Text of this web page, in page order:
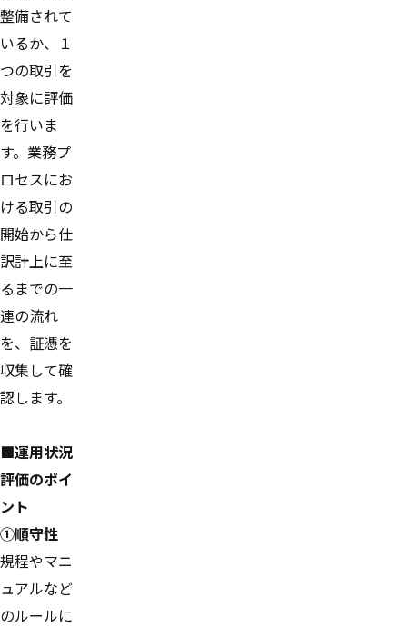
整備されて
いるか、１
つの取引を
対象に評価
を行いま
す。業務プ
ロセスにお
ける取引の
開始から仕
訳計上に至
るまでの一
連の流れ
を、証憑を
収集して確
認します。
■運用状況
評価のポイ
ント
①順守性
規程やマニ
ュアルなど
のルールに